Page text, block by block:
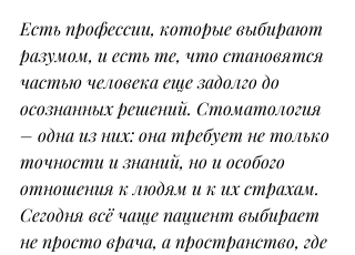
Есть профессии, которые выбирают
разумом, и есть те, что становятся
частью человека еще задолго до
осознанных решений. Стоматология
– одна из них: она требует не только
точности и знаний, но и особого
отношения к людям и к их страхам.
Сегодня всё чаще пациент выбирает
не просто врача, а пространство, где